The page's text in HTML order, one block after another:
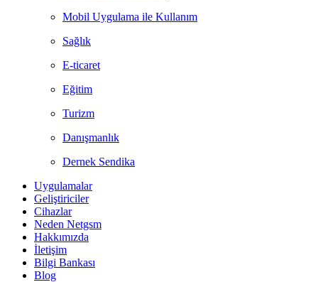
Mobil Uygulama ile Kullanım
Sağlık
E-ticaret
Eğitim
Turizm
Danışmanlık
Dernek Sendika
Uygulamalar
Geliştiriciler
Cihazlar
Neden Netgsm
Hakkımızda
İletişim
Bilgi Bankası
Blog